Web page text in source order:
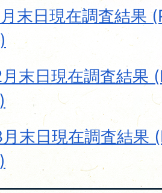
末日現在調査結果
末日現在調査結果
末日現在調査結果